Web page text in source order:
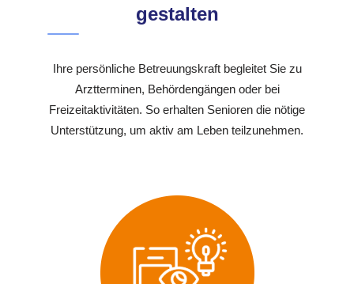
gestalten
Ihre persönliche Betreuungskraft begleitet Sie zu
Arztterminen, Behördengängen oder bei
Freizeitaktivitäten. So erhalten Senioren die nötige
Unterstützung, um aktiv am Leben teilzunehmen.